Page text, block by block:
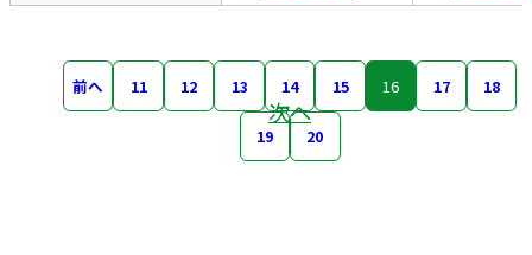
前へ 11 12 13 14 15 16 17 18
19 20
次へ